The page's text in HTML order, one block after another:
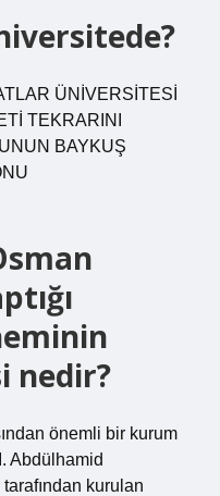
ÜNİVERSİTESİ
TEKRARINI
BAYKUŞ
nedir?
önemli bir kurum
Abdülhamid
kurulan